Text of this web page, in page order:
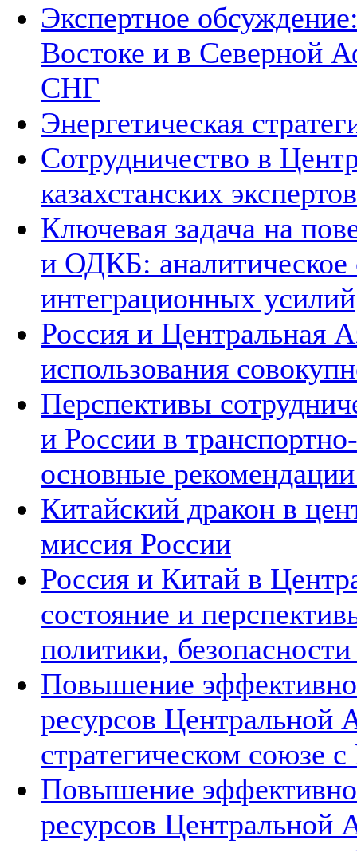
Экспертное
Востоке и в Северной
СНГ
Энергетическая
Сотрудничество в
казахстанских экспертов
Ключевая задача на
и ОДКБ: аналитическое
интеграционных усилий
Россия и Центральная
использования
Перспективы
и России в
основные
Китайский дракон в
миссия России
Россия и Китай в
состояние и
политики,
Повышение
ресурсов Центральной
стратегическом союзе
Повышение
ресурсов Центральной